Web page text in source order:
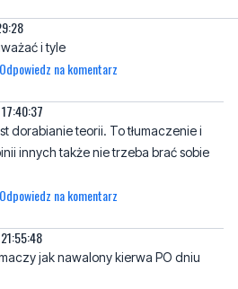
i tyle
Odpowiedz na komentarz
dorabianie teorii. To tłumaczenie i
innych także nie trzeba brać sobie
Odpowiedz na komentarz
jak nawalony kierwa PO dniu